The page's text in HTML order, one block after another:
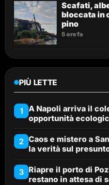
Scafati,
bloccata in
pino
5 ore fa
PIÙ LETTE
1 A Napoli arriva il
opportunità
2 Caos e mistero a
la verità sul
3 Riapre il porto di
restano in attesa di